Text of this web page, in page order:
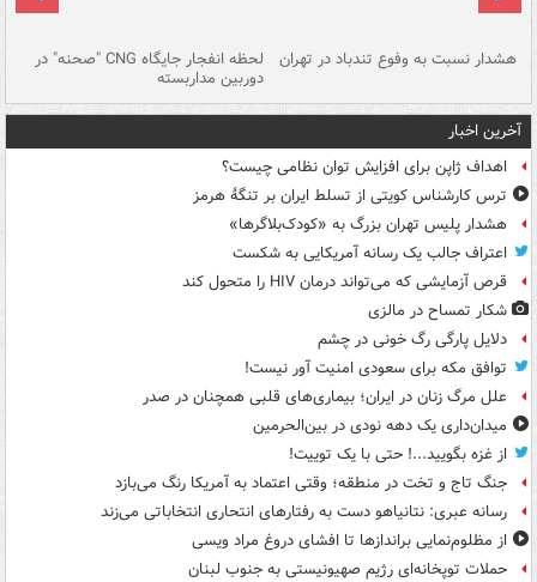
هشدار نسبت به وفوع تندباد در تهران لحظه انفجار جایگاه CNG "صحنه" در
دوربین مداربسته
آخرین اخبار
اهداف ژاپن برای افزایش توان نظامی چیست؟
ترس کارشناس کویتی از تسلط ایران بر تنگۀ هرمز
هشدار پلیس تهران بزرگ به «کودک‌بلاگرها»
اعتراف جالب یک رسانه آمریکایی به شکست
قرص آزمایشی که می‌تواند درمان HIV را متحول کند
شکار تمساح در مالزی
دلایل پارگی رگ خونی در چشم
توافق مکه برای سعودی امنیت آور نیست!
علل مرگ زنان در ایران؛ بیماری‌های قلبی همچنان در صدر
میدان‌داری یک دهه نودی در بین‌الحرمین
از غزه بگویید...! حتی با یک توییت!
جنگ تاج و تخت در منطقه؛ وقتی اعتماد به آمریکا رنگ می‌بازد
رسانه عبری: نتانیاهو دست به رفتارهای انتحاری انتخاباتی می‌زند
از مظلوم‌نمایی براندازها تا افشای دروغ مراد ویسی
حملات توپخانه‌ای رژیم صهیونیستی به جنوب لبنان